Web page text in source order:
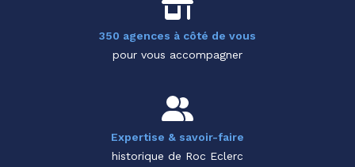
350 agences à côté de vous
pour vous accompagner
Expertise & savoir-faire
historique de Roc Eclerc